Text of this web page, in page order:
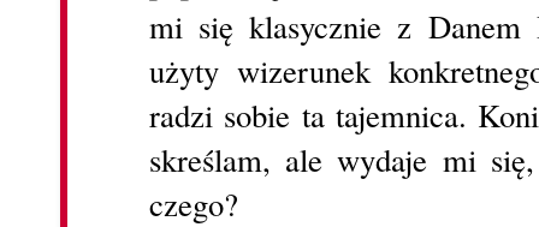
mi się klasycznie z Danem
użyty wizerunek
radzi sobie ta tajemnica.
skreślam, ale wydaje mi
czego?